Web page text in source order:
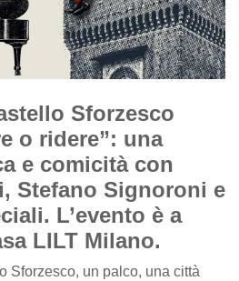
Sforzesco
o ridere”: una
e comicità con
Stefano Signoroni e
L’evento è a
LILT Milano.
Sforzesco, un palco, una città